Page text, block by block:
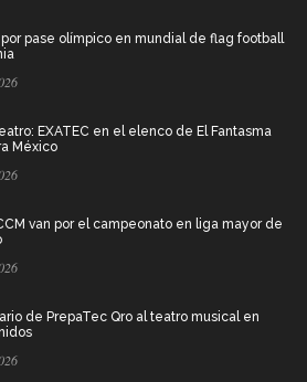
por pase olímpico en mundial de flag football
EXATEC en el elenco de El Fantasma
México
van por el campeonato en liga mayor de
de PrepaTec Qro al teatro musical en